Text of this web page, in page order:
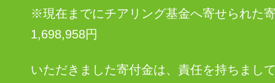
※現在までにチアリング基金へ寄せられた
1,698,958円
いただきました寄付金は、責任を持ちまし